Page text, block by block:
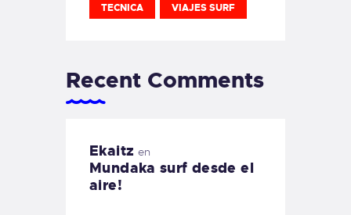
TECNICA VIAJES SURF
Recent Comments
Ekaitz en
Mundaka surf desde el
aire!